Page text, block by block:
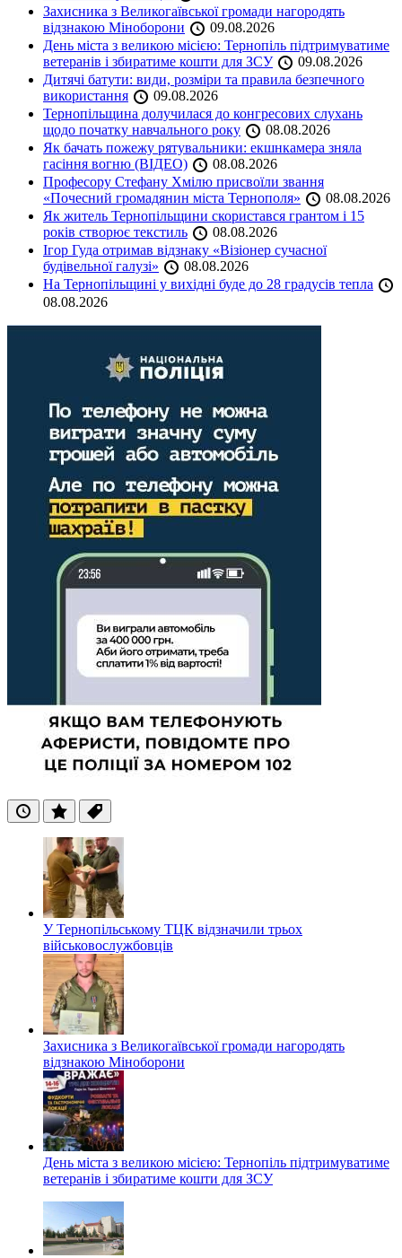
Захисника з Великогаївської громади нагородять
відзнакою Міноборони
09.08.2026
День міста з великою місією: Тернопіль підтримуватиме
ветеранів і збиратиме кошти для ЗСУ
09.08.2026
Дитячі батути: види, розміри та правила безпечного
використання
09.08.2026
Тернопільщина долучилася до конгресових слухань
щодо початку навчального року
08.08.2026
Як бачать пожежу рятувальники: екшнкамера зняла
гасіння вогню (ВІДЕО)
08.08.2026
Професору Стефану Хмілю присвоїли звання
«Почесний громадянин міста Тернополя»
08.08.2026
Як житель Тернопільщини скористався грантом і 15
років створює текстиль
08.08.2026
Ігор Гуда отримав відзнаку «Візіонер сучасної
будівельної галузі»
08.08.2026
На Тернопільщині у вихідні буде до 28 градусів тепла
08.08.2026
ОстанніПопулярні
Теги
У Тернопільському ТЦК відзначили трьох
військовослужбовців
Захисника з Великогаївської громади нагородять
відзнакою Міноборони
День міста з великою місією: Тернопіль підтримуватиме
ветеранів і збиратиме кошти для ЗСУ